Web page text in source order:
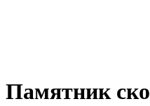
Памятник